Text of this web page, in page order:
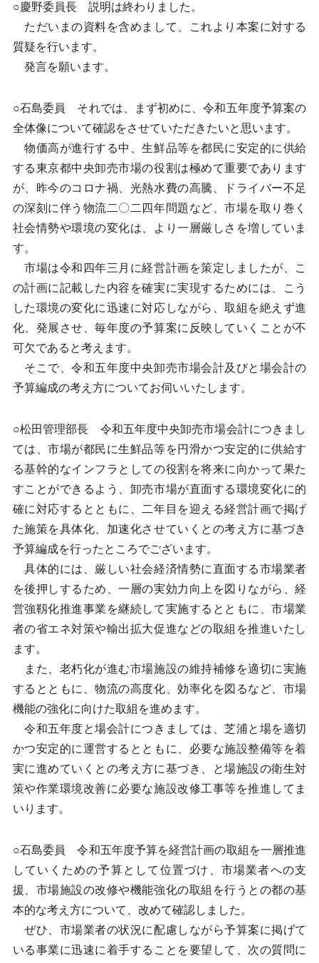
○慶野委員長 説明は終わりました。
ただいまの資料を含めまして、これより本案に対する
質疑を行います。
発言を願います。
○石島委員 それでは、まず初めに、令和五年度予算案の
全体像について確認をさせていただきたいと思います。
物価高が進行する中、生鮮品等を都民に安定的に供給
する東京都中央卸売市場の役割は極めて重要であります
が、昨今のコロナ禍、光熱水費の高騰、ドライバー不足
の深刻に伴う物流二〇二四年問題など、市場を取り巻く
社会情勢や環境の変化は、より一層厳しさを増していま
す。
市場は令和四年三月に経営計画を策定しましたが、こ
の計画に記載した内容を確実に実現するためには、こう
した環境の変化に迅速に対応しながら、取組を絶えず進
化、発展させ、毎年度の予算案に反映していくことが不
可欠であると考えます。
そこで、令和五年度中央卸売市場会計及びと場会計の
予算編成の考え方についてお伺いいたします。
○松田管理部長 令和五年度中央卸売市場会計につきまし
ては、市場が都民に生鮮品等を円滑かつ安定的に供給す
る基幹的なインフラとしての役割を将来に向かって果た
すことができるよう、卸売市場が直面する環境変化に的
確に対応するとともに、二年目を迎える経営計画で掲げ
た施策を具体化、加速化させていくとの考え方に基づき
予算編成を行ったところでございます。
具体的には、厳しい社会経済情勢に直面する市場業者
を後押しするため、一層の実効力向上を図りながら、経
営強靱化推進事業を継続して実施するとともに、市場業
者の省エネ対策や輸出拡大促進などの取組を推進いたし
ます。
また、老朽化が進む市場施設の維持補修を適切に実施
するとともに、物流の高度化、効率化を図るなど、市場
機能の強化に向けた取組を進めます。
令和五年度と場会計につきましては、芝浦と場を適切
かつ安定的に運営するとともに、必要な施設整備等を着
実に進めていくとの考え方に基づき、と場施設の衛生対
策や作業環境改善に必要な施設改修工事等を推進してま
いります。
○石島委員 令和五年度予算を経営計画の取組を一層推進
していくための予算として位置づけ、市場業者への支
援、市場施設の改修や機能強化の取組を行うとの都の基
本的な考え方について、改めて確認しました。
ぜひ、市場業者の状況に配慮しながら予算案に掲げて
いる事業に迅速に着手することを要望して、次の質問に